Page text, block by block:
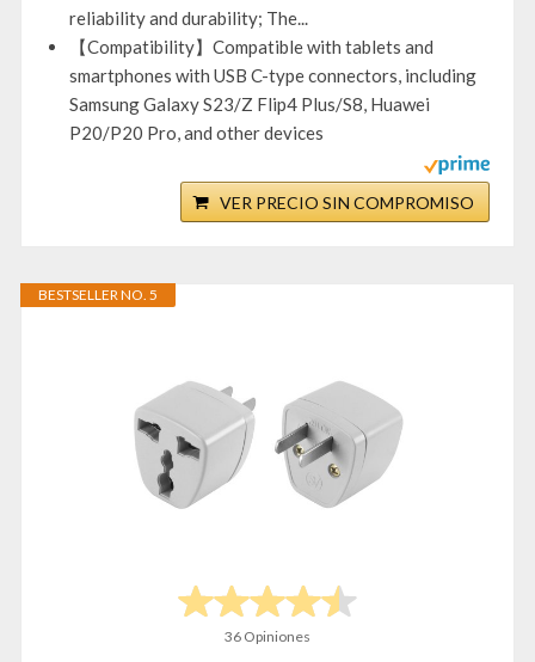
reliability and durability; The...
【Compatibility】Compatible with tablets and
smartphones with USB C-type connectors, including
Samsung Galaxy S23/Z Flip4 Plus/S8, Huawei
P20/P20 Pro, and other devices
VER PRECIO SIN COMPROMISO
BESTSELLER NO. 5
36 Opiniones